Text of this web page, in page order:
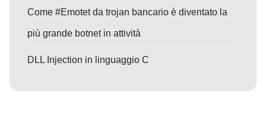
Come #Emotet da trojan bancario è diventato la
più grande botnet in attività
DLL Injection in linguaggio C